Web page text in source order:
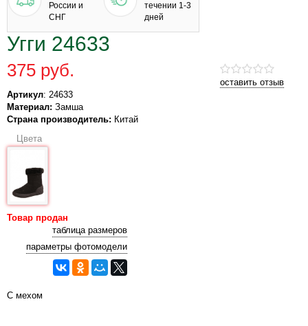
России и
СНГ
течении 1-3
дней
Угги 24633
оставить отзыв
375 руб.
Артикул: 24633
Материал: Замша
Страна производитель: Китай
Цвета
Товар продан
таблица размеров
параметры фотомодели
С мехом